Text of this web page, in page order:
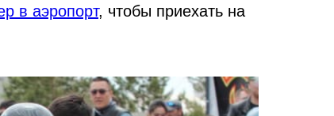
в аэропорт, чтобы приехать на